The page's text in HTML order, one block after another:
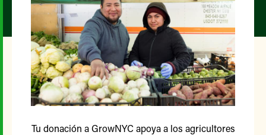
Tu donación a GrowNYC apoya a los agricultores